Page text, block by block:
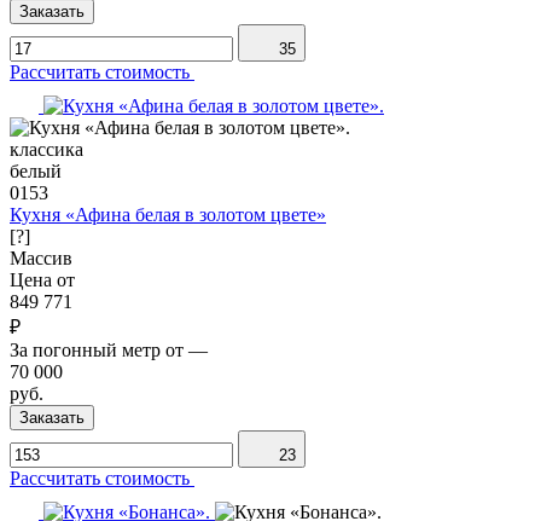
Заказать
35
Рассчитать стоимость
классика
белый
0153
Кухня «Афина белая в золотом цвете»
[?]
Массив
Цена от
849 771
₽
За погонный метр от —
70 000
руб.
Заказать
23
Рассчитать стоимость